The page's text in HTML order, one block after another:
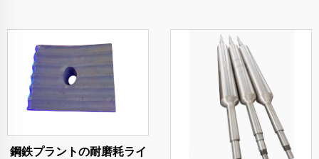
鋼鉄プラントの耐磨耗ライ